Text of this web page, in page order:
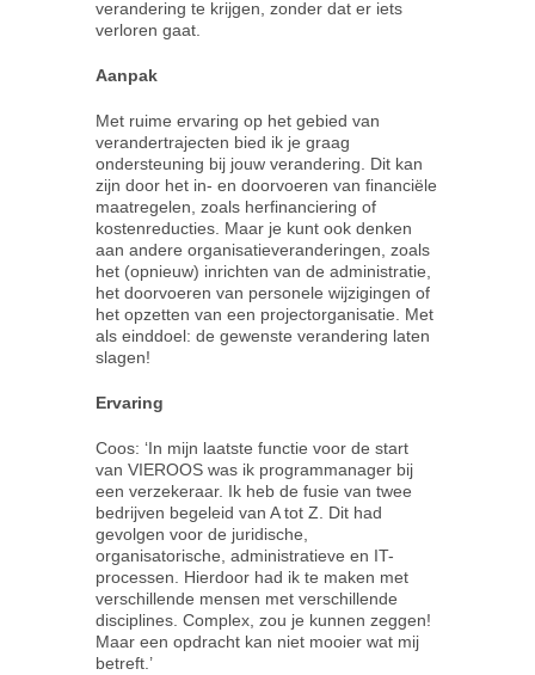
verandering te krijgen, zonder dat er iets
verloren gaat.
Aanpak
Met ruime ervaring op het gebied van
verandertrajecten bied ik je graag
ondersteuning bij jouw verandering. Dit kan
zijn door het in- en doorvoeren van financiële
maatregelen, zoals herfinanciering of
kostenreducties. Maar je kunt ook denken
aan andere organisatieveranderingen, zoals
het (opnieuw) inrichten van de administratie,
het doorvoeren van personele wijzigingen of
het opzetten van een projectorganisatie. Met
als einddoel: de gewenste verandering laten
slagen!
Ervaring
Coos: ‘In mijn laatste functie voor de start
van VIEROOS was ik programmanager bij
een verzekeraar. Ik heb de fusie van twee
bedrijven begeleid van A tot Z. Dit had
gevolgen voor de juridische,
organisatorische, administratieve en IT-
processen. Hierdoor had ik te maken met
verschillende mensen met verschillende
disciplines. Complex, zou je kunnen zeggen!
Maar een opdracht kan niet mooier wat mij
betreft.’